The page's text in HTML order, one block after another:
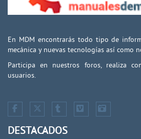
En MDM encontrarás todo tipo de
mecánica y nuevas tecnologías así como
Participa en nuestros foros, realiza
usuarios.
DESTACADOS